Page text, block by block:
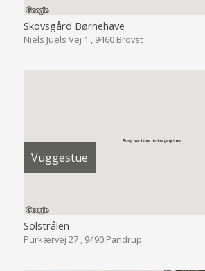
Skovsgård Børnehave
Niels Juels Vej 1 , 9460 Brovst
Vuggestue
Solstrålen
Purkærvej 27 , 9490 Pandrup